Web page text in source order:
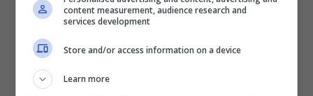
content measurement, audience research and
services development
Store and/or access information on a device
Learn more